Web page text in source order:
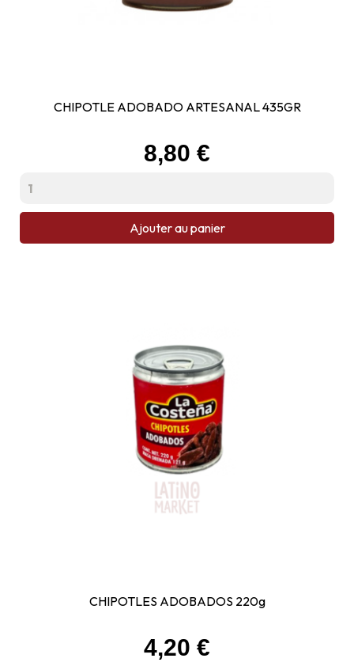
CHIPOTLE ADOBADO ARTESANAL 435GR
Prix
8,80 €
Ajouter au panier
CHIPOTLES ADOBADOS 220g
Prix
4,20 €